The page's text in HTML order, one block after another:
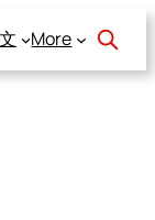
More